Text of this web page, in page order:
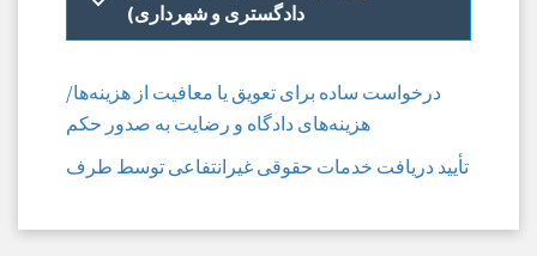
دادگستری و شهرداری)
درخواست ساده برای تعویق یا معافیت از هزینه‌ها/
هزینه‌های دادگاه و رضایت به صدور حکم
تأیید دریافت خدمات حقوقی غیرانتفاعی توسط طرف